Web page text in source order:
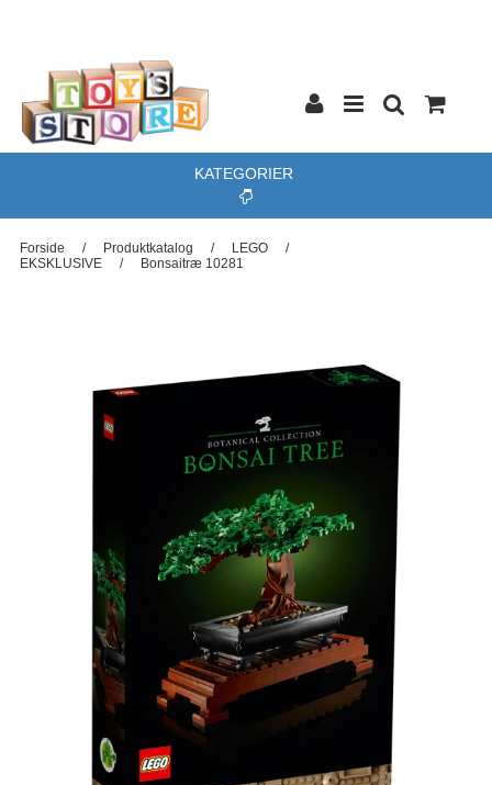
KATEGORIER
Forside / Produktkatalog / LEGO
/
EKSKLUSIVE
/ Bonsaitræ 10281